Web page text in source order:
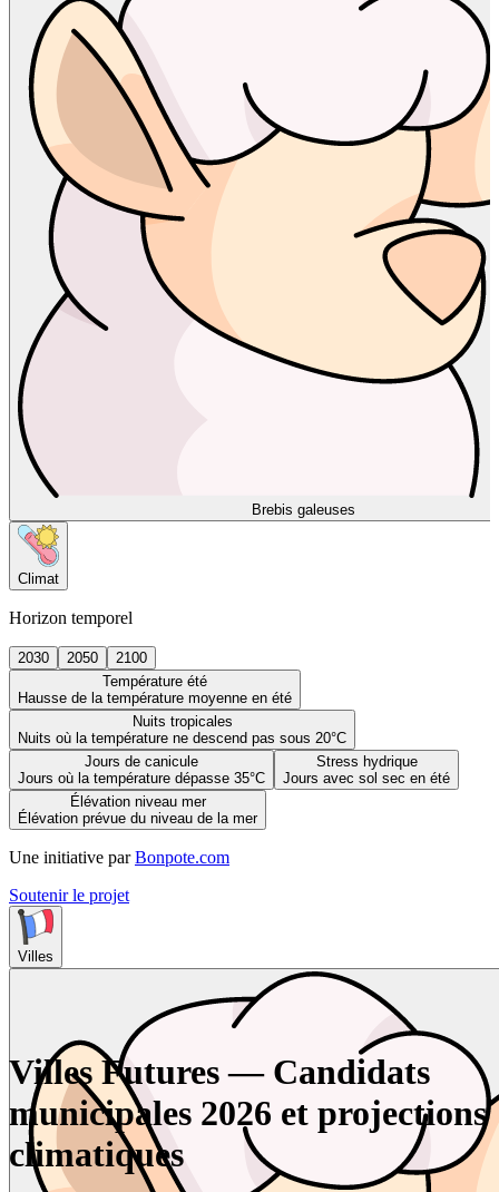
Brebis galeuses
Climat
Horizon temporel
2030 2050
2100
Température été
Hausse de la température moyenne en été
Nuits tropicales
Nuits où la température ne descend pas sous 20°C
Jours de canicule
Jours où la température dépasse 35°C
Stress hydrique
Jours avec sol sec en été
Élévation niveau mer
Élévation prévue du niveau de la mer
Une initiative par Bonpote.com
Soutenir le projet
Villes
Villes Futures — Candidats
municipales 2026 et projections
climatiques